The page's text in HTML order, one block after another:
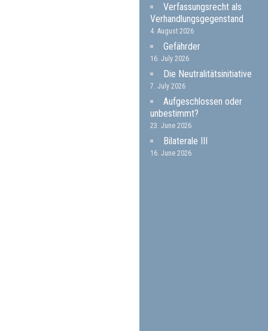
Verfassungsrecht als
Verhandlungsgegenstand
4. August 2026
Gefährder
16. July 2026
Die Neutralitätsinitiative
7. July 2026
Aufgeschlossen oder
unbestimmt?
23. June 2026
Bilaterale III
16. June 2026